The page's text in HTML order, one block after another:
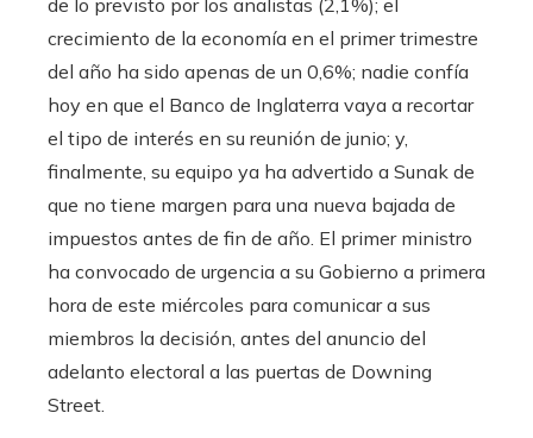
de lo previsto por los analistas (2,1%); el
crecimiento de la economía en el primer trimestre
del año ha sido apenas de un 0,6%; nadie confía
hoy en que el Banco de Inglaterra vaya a recortar
el tipo de interés en su reunión de junio; y,
finalmente, su equipo ya ha advertido a Sunak de
que no tiene margen para una nueva bajada de
impuestos antes de fin de año. El primer ministro
ha convocado de urgencia a su Gobierno a primera
hora de este miércoles para comunicar a sus
miembros la decisión, antes del anuncio del
adelanto electoral a las puertas de Downing
Street.